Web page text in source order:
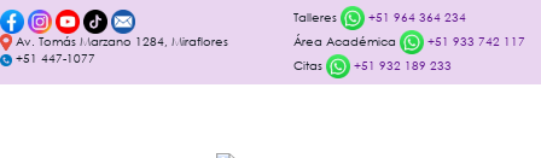
Av. Tomás Marzano 1284, Miraflores
+51 447-1077
Talleres
+51 964 364 234
Área Académica
+51 933 742 117
Citas
+51 932 189 233